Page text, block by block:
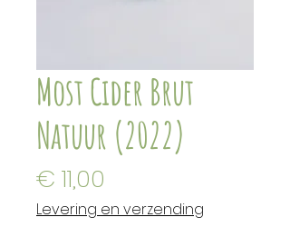
Most Cider Brut
Natuur (2022)
€ 11,00
Levering en verzending